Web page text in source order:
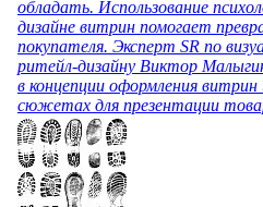
обладать. Использование
дизайне витрин помогает
покупателя. Эксперт SR по
ритейл-дизайну Виктор
в концепции оформления
сюжетах для презентации